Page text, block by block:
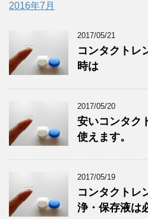
2016年7月
2017/05/21
コンタクトレ
時は
2017/05/20
安いコンタク
使えます。
2017/05/19
コンタクトレ
浄・保存液は